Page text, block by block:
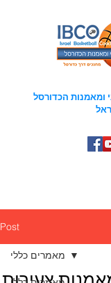
ומאמנות הכדורסל
Post
מאמרים כללי